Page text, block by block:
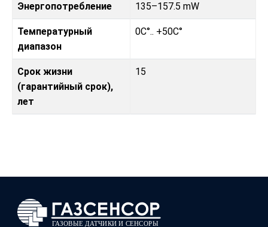
Энергопотребление 135–157.5 mW
Температурный
диапазон
0C°.. +50C°
Срок жизни
(гарантийный срок),
лет
15